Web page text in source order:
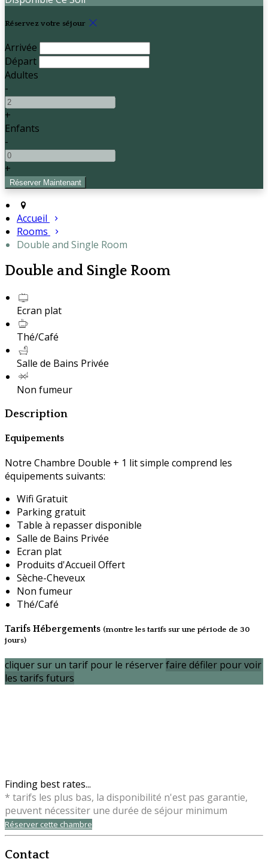
Réservez votre séjour
Arrivée
Départ
Adultes
-
+
Enfants
-
+
Accueil
Rooms
Double and Single Room
Double and Single Room
Ecran plat
Thé/Café
Salle de Bains Privée
Non fumeur
Description
Equipements
Notre Chambre Double + 1 lit simple comprend les
équipements suivants:
Wifi Gratuit
Parking gratuit
Table à repasser disponible
Salle de Bains Privée
Ecran plat
Produits d'Accueil Offert
Sèche-Cheveux
Non fumeur
Thé/Café
Tarifs Hébergements (montre les tarifs sur une période de 30
jours)
cliquer sur un tarif pour le réserverfaire défiler pour voir
les tarifs futurs
Finding best rates...
* tarifs les plus bas, la disponibilité n'est pas garantie,
peuvent nécessiter une durée de séjour minimum
Réserver cette chambre
Contact